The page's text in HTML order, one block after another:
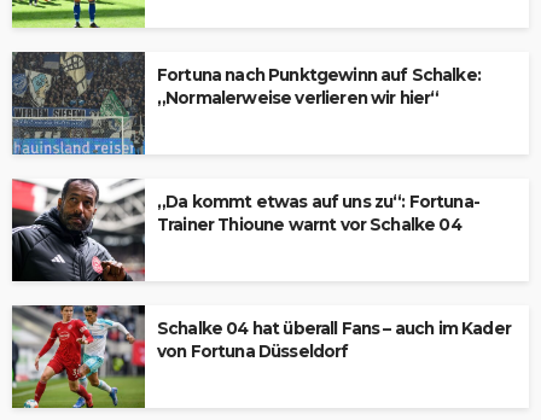
Fortuna nach Punktgewinn auf Schalke:
„Normalerweise verlieren wir hier“
„Da kommt etwas auf uns zu“: Fortuna-
Trainer Thioune warnt vor Schalke 04
Schalke 04 hat überall Fans – auch im Kader
von Fortuna Düsseldorf